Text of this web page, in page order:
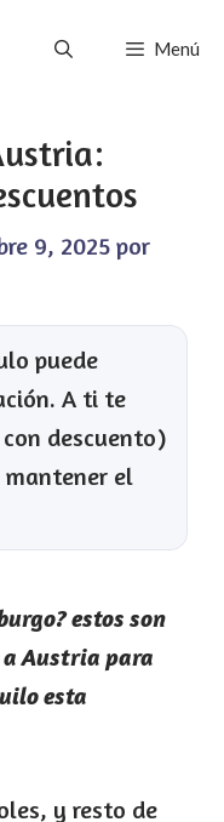
Menú
9, 2025 por
puede
A ti te
descuento)
el
estos son
a Austria para
esta
y resto de